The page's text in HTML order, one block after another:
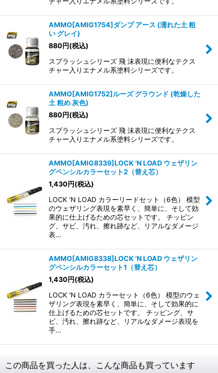
AMMO[AMIG1754]ダンプ アース (濡れた土 粗
い グレイ)
880円(税込)
スプラッシュシリーズ 飛 沫表現に便利なテクス
チャー入りエナメル系塗料シリーズです。
AMMO[AMIG1752]ルーズ グラウンド (乾燥した
土 粗め 灰色)
880円(税込)
スプラッシュシリーズ 飛 沫表現に便利なテクス
チャー入りエナメル系塗料シリーズです。
AMMO[AMIG8339]LOCK 'N LOAD ウェザリン
グペンシルカラーセット2（替え芯）
1,430円(税込)
LOCK 'N LOAD カラーリードセット（6色） 模型
のウェザリング表現を素早く、簡単に、そして効
果的に仕上げるための芯セットです。 チッピン
グ、サビ、汚れ、擦れ跡など、リアルなダメージ
表…
AMMO[AMIG8338]LOCK 'N LOAD ウェザリン
グペンシルカラーセット1（替え芯）
1,430円(税込)
LOCK 'N LOAD カラーセット（6色） 模型のウェ
ザリング表現を素早く、簡単に、そして効果的に
仕上げるための芯セットです。 チッピング、サ
ビ、汚れ、擦れ跡など、リアルなダメージ表現を
手…
この商品を買った人は、こんな商品も買っています